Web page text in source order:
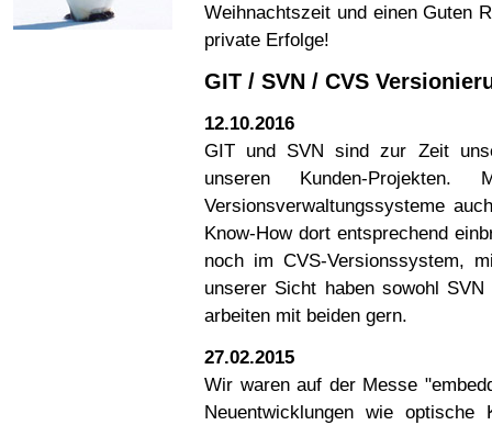
Weihnachtszeit und einen Guten
private Erfolge!
GIT / SVN / CVS
12.10.2016
GIT und SVN sind zur Zeit
unseren Kunden-
Versionsverwaltungssysteme
Know-How dort entsprechend
noch im CVS-Versionssystem,
unserer Sicht haben sowohl
arbeiten mit beiden gern.
27.02.2015
Wir waren auf der Messe
Neuentwicklungen wie